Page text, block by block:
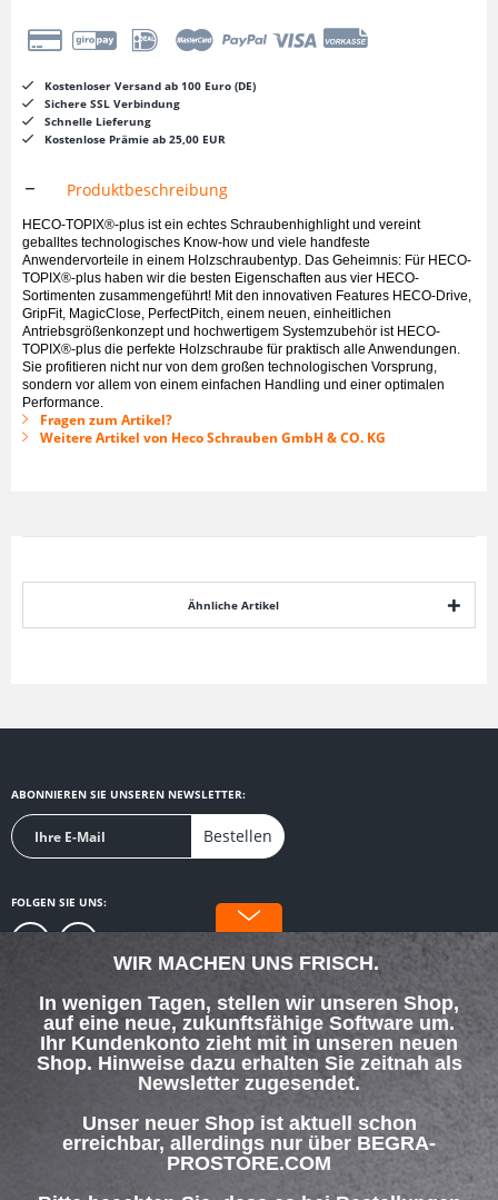
Kostenloser Versand ab 100 Euro (DE)
Sichere SSL Verbindung
Schnelle Lieferung
Kostenlose Prämie ab 25,00 EUR
Produktbeschreibung
HECO-TOPIX®-plus ist ein echtes Schraubenhighlight und vereint
geballtes technologisches Know-how und viele handfeste
Anwendervorteile in einem Holzschraubentyp. Das Geheimnis: Für HECO-
TOPIX®-plus haben wir die besten Eigenschaften aus vier HECO-
Sortimenten zusammengeführt! Mit den innovativen Features HECO-Drive,
GripFit, MagicClose, PerfectPitch, einem neuen, einheitlichen
Antriebsgrößenkonzept und hochwertigem Systemzubehör ist HECO-
TOPIX®-plus die perfekte Holzschraube für praktisch alle Anwendungen.
Sie profitieren nicht nur von dem großen technologischen Vorsprung,
sondern vor allem von einem einfachen Handling und einer optimalen
Performance.
Fragen zum Artikel?
Weitere Artikel von Heco Schrauben GmbH & CO. KG
Ähnliche Artikel
ABONNIEREN SIE UNSEREN NEWSLETTER:
Bestellen
FOLGEN SIE UNS:
WIR MACHEN UNS FRISCH.
In wenigen Tagen, stellen wir unseren Shop,
auf eine neue, zukunftsfähige Software um.
Ihr Kundenkonto zieht mit in unseren neuen
Shop. Hinweise dazu erhalten Sie zeitnah als
Newsletter zugesendet.
Unser neuer Shop ist aktuell schon
erreichbar, allerdings nur über BEGRA-
PROSTORE.COM
SERVICE HOTLINE
INFORMATIONEN